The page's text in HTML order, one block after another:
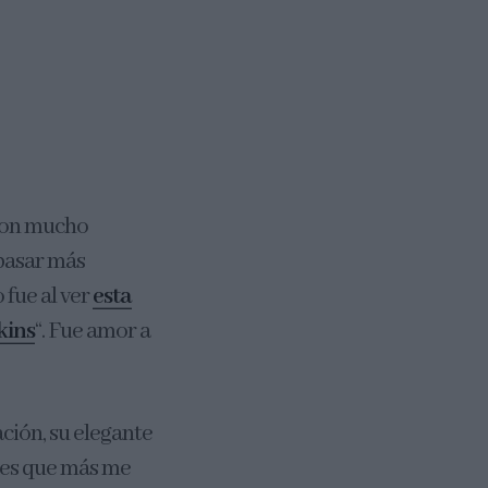
mucho
más
al veresta
“. Fue amor a
su elegante
que más me